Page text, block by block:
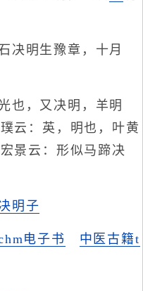
决明生豫章，十月
也，又决明，羊明
云：英，明也，叶黄
景云：形似马蹄决
明子
电子书
中医古籍t